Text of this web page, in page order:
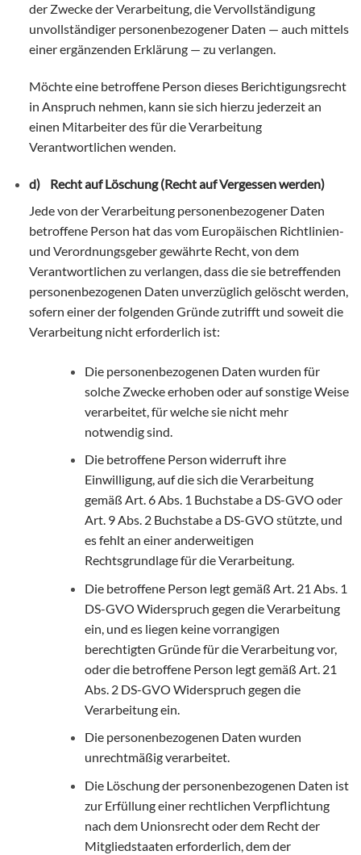
der Zwecke der Verarbeitung, die Vervollständigung
unvollständiger personenbezogener Daten — auch mittels
einer ergänzenden Erklärung — zu verlangen.
Möchte eine betroffene Person dieses Berichtigungsrecht
in Anspruch nehmen, kann sie sich hierzu jederzeit an
einen Mitarbeiter des für die Verarbeitung
Verantwortlichen wenden.
d) Recht auf Löschung (Recht auf Vergessen werden)
Jede von der Verarbeitung personenbezogener Daten
betroffene Person hat das vom Europäischen Richtlinien-
und Verordnungsgeber gewährte Recht, von dem
Verantwortlichen zu verlangen, dass die sie betreffenden
personenbezogenen Daten unverzüglich gelöscht werden,
sofern einer der folgenden Gründe zutrifft und soweit die
Verarbeitung nicht erforderlich ist:
Die personenbezogenen Daten wurden für
solche Zwecke erhoben oder auf sonstige Weise
verarbeitet, für welche sie nicht mehr
notwendig sind.
Die betroffene Person widerruft ihre
Einwilligung, auf die sich die Verarbeitung
gemäß Art. 6 Abs. 1 Buchstabe a DS-GVO oder
Art. 9 Abs. 2 Buchstabe a DS-GVO stützte, und
es fehlt an einer anderweitigen
Rechtsgrundlage für die Verarbeitung.
Die betroffene Person legt gemäß Art. 21 Abs. 1
DS-GVO Widerspruch gegen die Verarbeitung
ein, und es liegen keine vorrangigen
berechtigten Gründe für die Verarbeitung vor,
oder die betroffene Person legt gemäß Art. 21
Abs. 2 DS-GVO Widerspruch gegen die
Verarbeitung ein.
Die personenbezogenen Daten wurden
unrechtmäßig verarbeitet.
Die Löschung der personenbezogenen Daten ist
zur Erfüllung einer rechtlichen Verpflichtung
nach dem Unionsrecht oder dem Recht der
Mitgliedstaaten erforderlich, dem der